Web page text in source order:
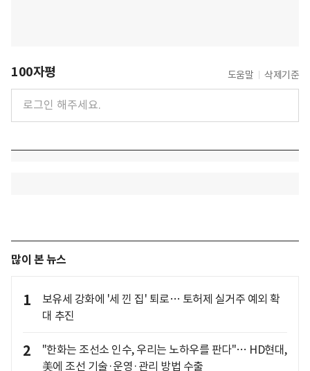
100자평 도움말 삭제기준
많이 본 뉴스
1
보유세 강화에 '세 낀 집' 퇴로… 토허제 실거주 예외 확
대 추진
2
"한화는 조선소 인수, 우리는 노하우를 판다"… HD현대,
美에 조선 기술·운영·관리 방법 수출